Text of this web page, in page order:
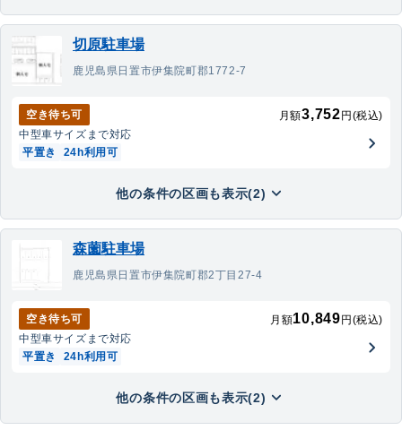
切原駐車場
鹿児島県日置市伊集院町郡1772-7
空き待ち可 月額3,752 円(税込)
中型車サイズまで対応
平置き
24h利用可
他の条件の区画も表示(2)
森薗駐車場
鹿児島県日置市伊集院町郡2丁目27-4
空き待ち可 月額10,849 円(税込)
中型車サイズまで対応
平置き
24h利用可
他の条件の区画も表示(2)